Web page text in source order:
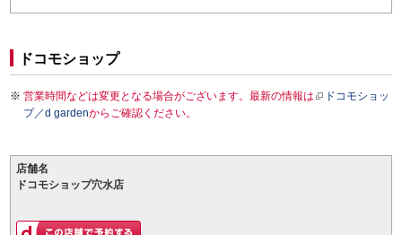
ドコモショップ
営業時間などは変更となる場合がございます。最新の情報は
ドコモショッ
プ／d gardenからご確認ください。
店舗名
ドコモショップ穴水店